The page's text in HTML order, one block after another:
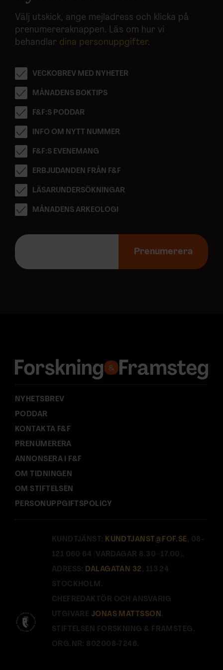
Välj utskick, ange mejladress och klicka på
prenumereraknappen. Läs om hur vi
behandlar dina personuppgifter.
VECKOBREV MED NYHETER
MÅNADENS BOKTIPS
F&F:S PODDAR
INFO OM NYTT NUMMER
F&F:S EVENEMANG
ERBJUDANDEN FRÅN F&F
LÄSARUNDERSÖKNINGAR
MÅNADENS ARKEOLOGI
E
p
s
:
Prenumerera
NYHETSBREV
PODDAR
KONTAKTA F&F
PRENUMERERA
ANNONSERA I F&F
OM TIDNINGEN
OM STIFTELSEN
PERSONUPPGIFTSPOLICY
KUNDTJÄNST: KUNDTJANST@FOF.SE , 08-
121 060 64 (VARDAGAR 8.30–17.00).
ADRESS: DALAGATAN 32 , 113 24
STOCKHOLM.
CHEFREDAKTÖR OCH ANSVARIG
UTGIVARE JONAS MATTSSON .
STIFTELSEN FORSKNING & FRAMSTEG.
ORG.NR: 802008-7246.